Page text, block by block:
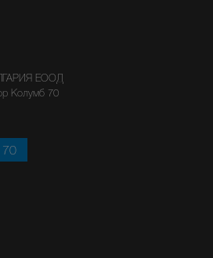
ЕООД
Колумб 70
70